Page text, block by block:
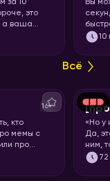
за 10
это
а ваша
Вы
10
Всё
16+
кто
мемы с
про
знаний не
[про
«Но у
Да,
ним,
72